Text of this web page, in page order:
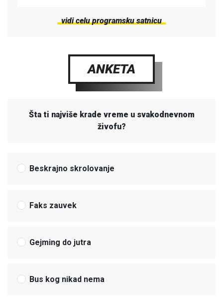
vidi celu programsku satnicu
ANKETA
Šta ti najviše krade vreme u svakodnevnom
živofu?
Beskrajno skrolovanje
Faks zauvek
Gejming do jutra
Bus kog nikad nema